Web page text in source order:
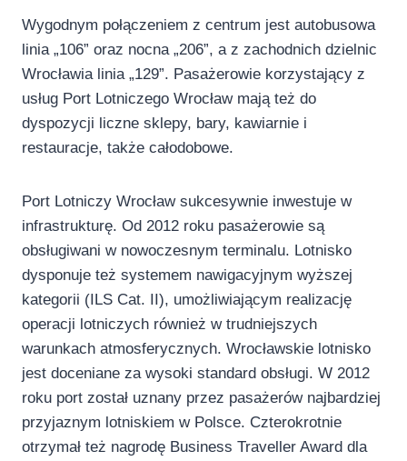
Wygodnym połączeniem z centrum jest autobusowa
linia „106” oraz nocna „206”, a z zachodnich dzielnic
Wrocławia linia „129”. Pasażerowie korzystający z
usług Port Lotniczego Wrocław mają też do
dyspozycji liczne sklepy, bary, kawiarnie i
restauracje, także całodobowe.
Port Lotniczy Wrocław sukcesywnie inwestuje w
infrastrukturę. Od 2012 roku pasażerowie są
obsługiwani w nowoczesnym terminalu. Lotnisko
dysponuje też systemem nawigacyjnym wyższej
kategorii (ILS Cat. II), umożliwiającym realizację
operacji lotniczych również w trudniejszych
warunkach atmosferycznych. Wrocławskie lotnisko
jest doceniane za wysoki standard obsługi. W 2012
roku port został uznany przez pasażerów najbardziej
przyjaznym lotniskiem w Polsce. Czterokrotnie
otrzymał też nagrodę Business Traveller Award dla